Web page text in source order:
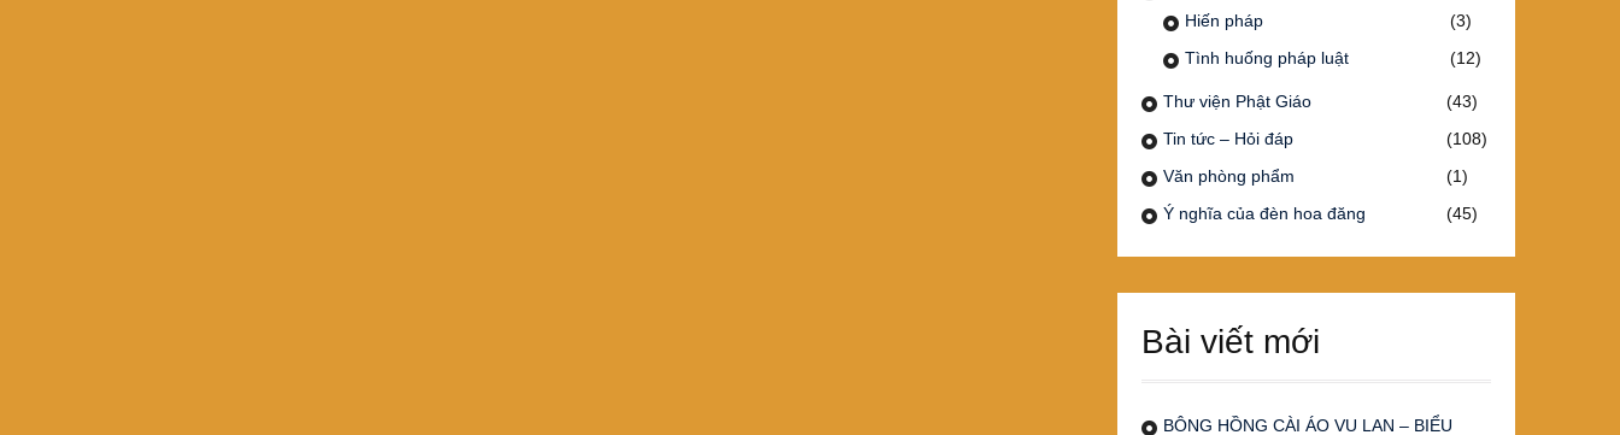
Hiến pháp
(3)
Tình huống pháp luật
(12)
Thư viện Phật Giáo
(43)
Tin tức – Hỏi đáp
(108)
Văn phòng phẩm
(1)
Ý nghĩa của đèn hoa đăng
(45)
Bài viết mới
BÔNG HỒNG CÀI ÁO VU LAN – BIỂU